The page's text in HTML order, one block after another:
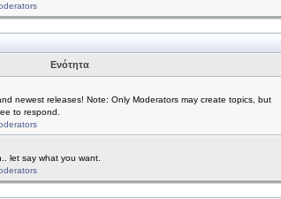
Ενότητα
newest releases! Note: Only Moderators may create topics, but
to respond.
let say what you want.